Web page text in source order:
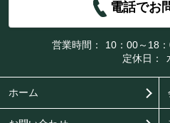
電話でお
営業時間：
10：00～18
定休日：
ホーム